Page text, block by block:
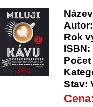
Autor:
Rok
ISBN:
Stav: